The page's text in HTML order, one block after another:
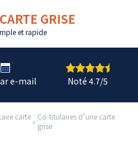
CARTE GRISE
et rapide
e-mail Noté 4.7/5
carte
Co-titulaires d’une carte
grise